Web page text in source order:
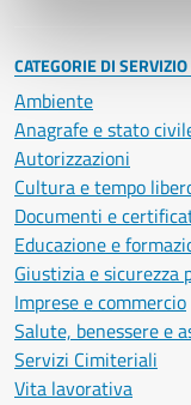
CATEGORIE DI SERVIZIO
Ambiente
Anagrafe e stato
Autorizzazioni
Cultura e tempo
Documenti e
Educazione e
Giustizia e sicurezza
Imprese e commercio
Salute, benessere e
Servizi Cimiteriali
Vita lavorativa